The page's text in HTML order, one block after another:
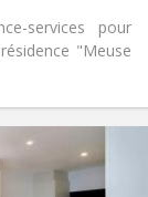
services pour
"Meuse
Pratiques
Loyer:
410 €
Charges:
289 €